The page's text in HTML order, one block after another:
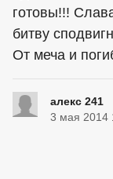
готовы!!!
битву
От меча и
алекс 241
3 мая 2014